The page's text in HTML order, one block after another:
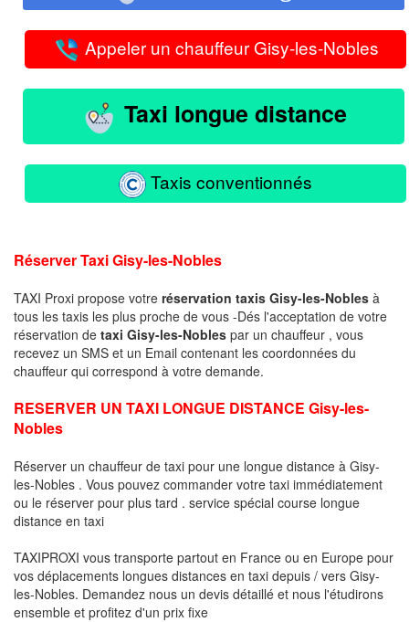
Appeler un chauffeur Gisy-les-Nobles
Taxi longue distance
Taxis conventionnés
Réserver Taxi Gisy-les-Nobles
TAXI Proxi propose votre réservation taxis Gisy-les-Nobles à
tous les taxis les plus proche de vous -Dés l'acceptation de votre
réservation de taxi Gisy-les-Nobles par un chauffeur , vous
recevez un SMS et un Email contenant les coordonnées du
chauffeur qui correspond à votre demande.
RESERVER UN TAXI LONGUE DISTANCE Gisy-les-
Nobles
Réserver un chauffeur de taxi pour une longue distance à Gisy-
les-Nobles . Vous pouvez commander votre taxi immédiatement
ou le réserver pour plus tard . service spécial course longue
distance en taxi
TAXIPROXI vous transporte partout en France ou en Europe pour
vos déplacements longues distances en taxi depuis / vers Gisy-
les-Nobles. Demandez nous un devis détaillé et nous l'étudirons
ensemble et profitez d'un prix fixe